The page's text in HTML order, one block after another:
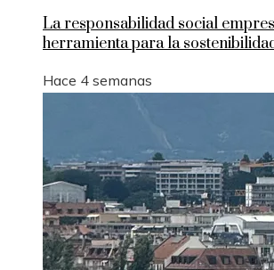
La responsabilidad social
herramienta para la
Hace 4 semanas